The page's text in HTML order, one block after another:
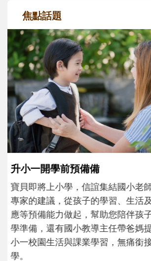
焦點話題
和孩子一起長大的那個男人│
不同模樣
沒有人天生就擅長當爸爸！男人
次「前所未有」的體驗中，跟著
大。從給予安全感的肢體遊戲，
主、角色認同及解決問題的能力